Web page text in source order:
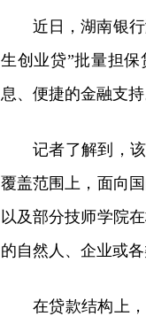
近日，湖南银
生创业贷”批量担
息、便捷的金融支持
记者了解到，
覆盖范围上，面向
以及部分技师学院
的自然人、企业或各
在贷款结构上